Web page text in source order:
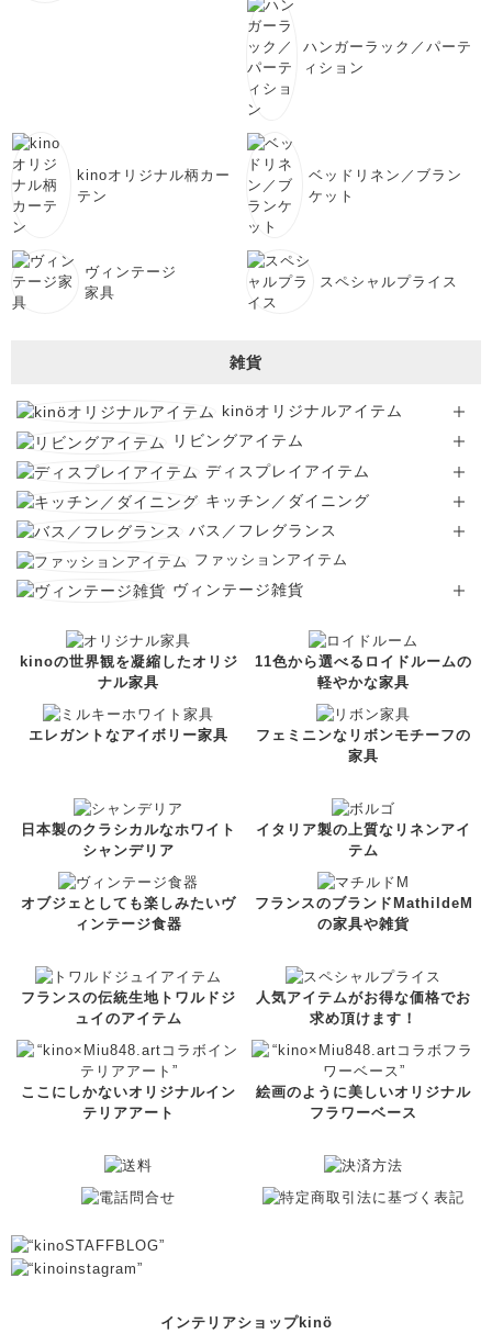
ハンガーラック／パーテ
ィション
kinoオリジナル柄カー
テン
ベッドリネン／ブラン
ケット
ヴィンテージ
家具
スペシャルプライス
雑貨
kinöオリジナルアイテム
リビングアイテム
ディスプレイアイテム
キッチン／ダイニング
バス／フレグランス
ファッションアイテム
ヴィンテージ雑貨
kinoの世界観を凝縮したオリジ
ナル家具
11色から選べるロイドルームの
軽やかな家具
エレガントなアイボリー家具
フェミニンなリボンモチーフの
家具
日本製のクラシカルなホワイト
シャンデリア
イタリア製の上質なリネンアイ
テム
オブジェとしても楽しみたいヴ
ィンテージ食器
フランスのブランドMathildeM
の家具や雑貨
フランスの伝統生地トワルドジ
ュイのアイテム
人気アイテムがお得な価格でお
求め頂けます！
ここにしかないオリジナルイン
テリアアート
絵画のように美しいオリジナル
フラワーベース
インテリアショップkinö